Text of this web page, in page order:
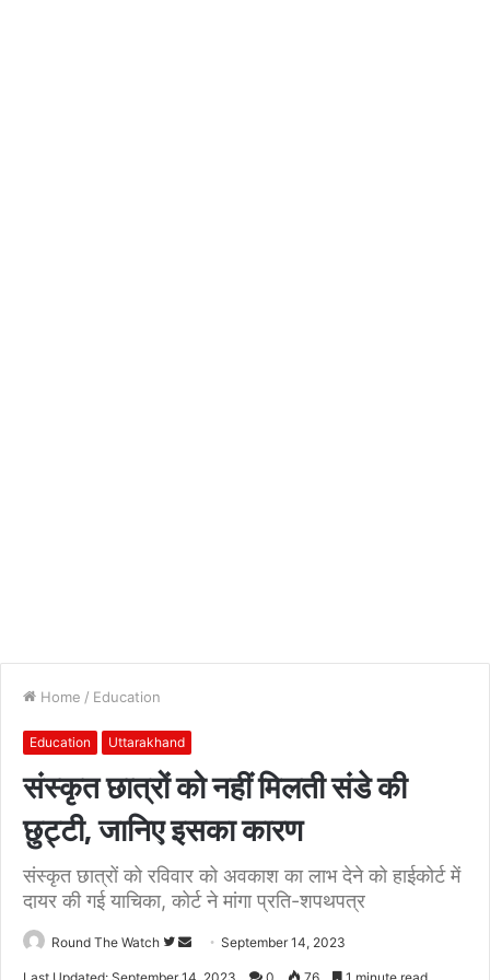
Home / Education
Education Uttarakhand
संस्कृत छात्रों को नहीं मिलती संडे की
छुट्टी, जानिए इसका कारण
संस्कृत छात्रों को रविवार को अवकाश का लाभ देने को हाईकोर्ट में
दायर की गई याचिका, कोर्ट ने मांगा प्रति-शपथपत्र
Round The Watch
Follow
SendSeptember 14, 2023